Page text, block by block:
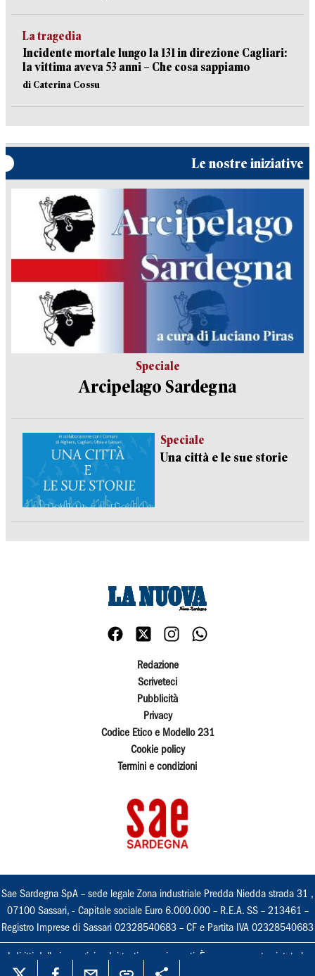
La tragedia
Incidente mortale lungo la 131 in direzione Cagliari:
la vittima aveva 53 anni – Che cosa sappiamo
di Caterina Cossu
Le nostre iniziative
Speciale
Arcipelago Sardegna
Speciale
Una città e le sue storie
Redazione
Scriveteci
Pubblicità
Privacy
Codice Etico e Modello 231
Cookie policy
Termini e condizioni
Sae Sardegna SpA – sede legale Zona industriale Predda Niedda strada 31 ,
07100 Sassari, - Capitale sociale Euro 6.000.000 – R.E.A. SS – 213461 –
Registro Imprese di Sassari 02328540683 – CF e Partita IVA 02328540683
I diritti delle immagini e dei testi sono riservati. È espressamente vietata la
loro riproduzione con qualsiasi mezzo e l'adattamento totale o parziale.